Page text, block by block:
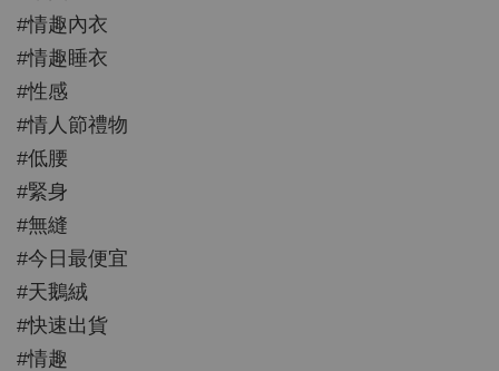
#情趣內衣
#情趣睡衣
#性感
#情人節禮物
#低腰
#緊身
#無縫
#今日最便宜
#天鵝絨
#快速出貨
#情趣